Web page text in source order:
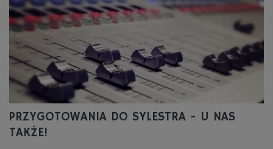
PRZYGOTOWANIA DO SYLESTRA - U NAS
TAKŻE!